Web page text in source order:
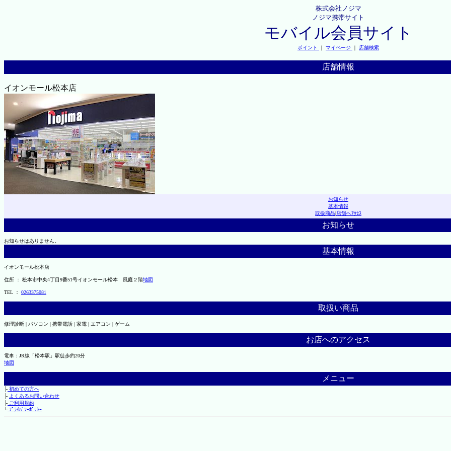
株式会社ノジマ
ノジマ携帯サイト
モバイル会員サイト
ポイント ｜ マイページ ｜ 店舗検索
店舗情報
イオンモール松本店
お知らせ
基本情報
取扱商品|店舗へｱｸｾｽ
お知らせ
お知らせはありません。
基本情報
イオンモール松本店
住所 ： 松本市中央4丁目9番51号イオンモール松本 風庭２階地図
TEL ： 0263375081
取扱い商品
修理診断 | パソコン | 携帯電話 | 家電 | エアコン | ゲーム
お店へのアクセス
電車：JR線「松本駅」駅徒歩約20分
地図
メニュー
├初めての方へ
├ よくあるお問い合わせ
├ご利用規約
└ﾌﾟﾗｲﾊﾞｼｰﾎﾟﾘｼｰ